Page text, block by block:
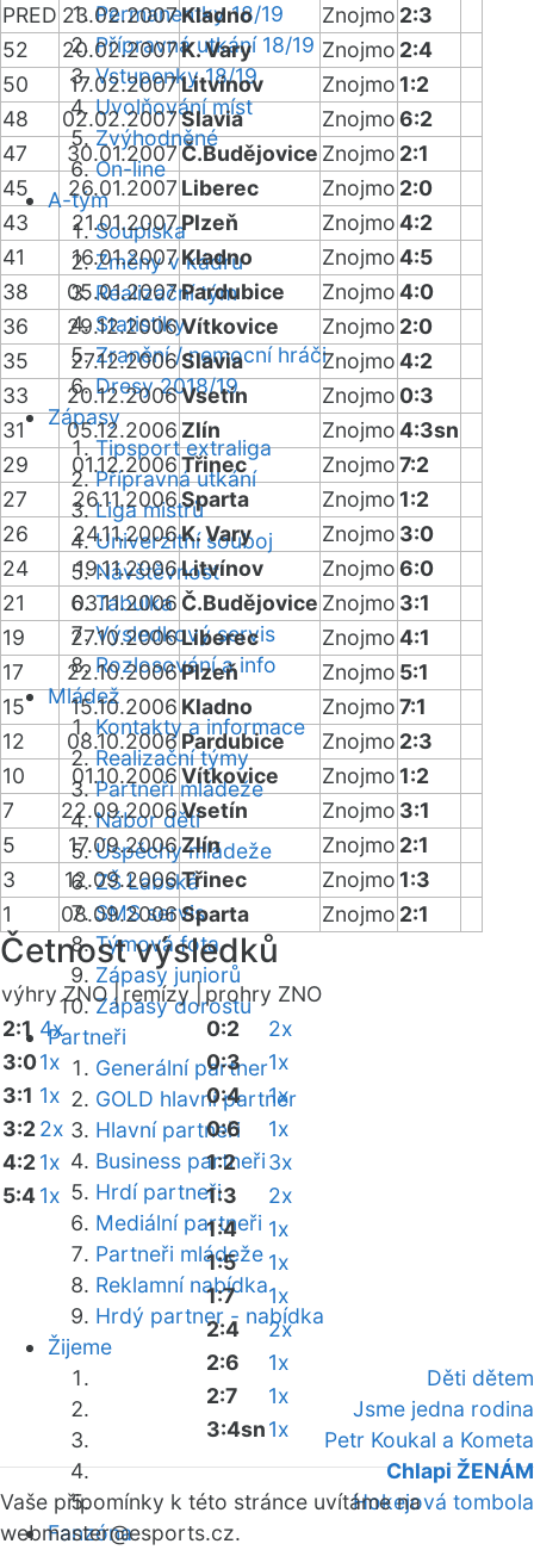
Permanentky 18/19
Přípravná utkání 18/19
Vstupenky 18/19
Uvolňování míst
Zvýhodněné
On-line
A-tým
Soupiska
Změny v kádru
Realizační tým
Statistiky
Zranění / nemocní hráči
Dresy 2018/19
Zápasy
Tipsport extraliga
Přípravná utkání
Liga mistrů
Univerzitní souboj
Návštěvnost
Tabulka
Výsledkový servis
Rozlosování a info
Mládež
Kontakty a informace
Realizační týmy
Partneři mládeže
Nábor dětí
Úspěchy mládeže
ZŠ Labská
SMS servis
Týmová fota
Zápasy juniorů
Zápasy dorostu
Partneři
Generální partner
GOLD hlavní partner
Hlavní partneři
Business partneři
Hrdí partneři
Mediální partneři
Partneři mládeže
Reklamní nabídka
Hrdý partner - nabídka
Žijeme
Děti dětem
Jsme jedna rodina
Petr Koukal a Kometa
Chlapi ŽENÁM
Hokejová tombola
Fanzóna
PRED 23.02.2007Kladno Znojmo 2:3
52
20.02.2007K. Vary Znojmo 2:4
50
17.02.2007Litvínov Znojmo 1:2
48
02.02.2007Slavia Znojmo6:2
47
30.01.2007 Č.Budějovice Znojmo 2:1
45
26.01.2007 Liberec Znojmo 2:0
43
21.01.2007Plzeň Znojmo4:2
41
16.01.2007Kladno Znojmo4:5
38
05.01.2007Pardubice Znojmo4:0
36
29.12.2006Vítkovice Znojmo 2:0
35
27.12.2006Slavia Znojmo4:2
33
20.12.2006Vsetín Znojmo 0:3
31
05.12.2006 Zlín Znojmo4:3sn
29
01.12.2006Třinec Znojmo7:2
27
26.11.2006Sparta Znojmo 1:2
26
24.11.2006K. Vary Znojmo 3:0
24
19.11.2006Litvínov Znojmo6:0
21
03.11.2006 Č.Budějovice Znojmo 3:1
19
27.10.2006Liberec Znojmo4:1
17
22.10.2006Plzeň Znojmo 5:1
15
15.10.2006 Kladno Znojmo7:1
12
08.10.2006Pardubice Znojmo 2:3
10
01.10.2006Vítkovice Znojmo 1:2
7
22.09.2006Vsetín Znojmo 3:1
5
17.09.2006 Zlín Znojmo 2:1
3
12.09.2006Třinec Znojmo 1:3
1
08.09.2006Sparta Znojmo 2:1
Četnost výsledků
výhry ZNO |remízy |
prohry ZNO
2:1 4x
3:01x
3:1 1x
3:22x
4:21x
5:41x
0:2
2x
0:3
1x
0:4
1x
0:6
1x
1:2
3x
1:3
2x
1:4
1x
1:5
1x
1:7
1x
2:4
2x
2:6
1x
2:7
1x
3:4sn1x
Vaše připomínky k této stránce uvítáme na
webmaster@esports.cz.